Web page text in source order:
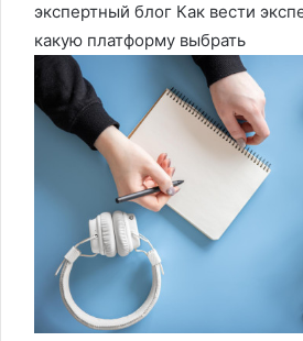
экспертный блог Как вести
какую платформу выбрать